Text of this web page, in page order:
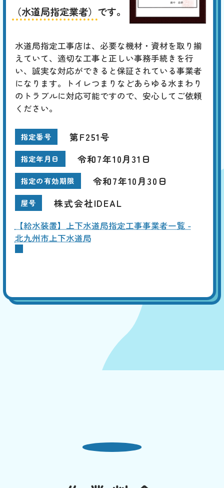
（水道局指定業者） です。
水道局指定工事店は、必要な機材・資材を取り揃
えていて、適切な工事と正しい事務手続きを行
い、誠実な対応ができると保証されている事業者
になります。トイレつまりなどあらゆる水まわり
のトラブルに対応可能ですので、安心してご依頼
ください。
指定番号 第F251号
指定年月日 令和7年10月31日
指定の有効期限 令和7年10月30日
屋号 株式会社IDEAL
【給水装置】上下水道局指定工事事業者一覧 -
北九州市上下水道局